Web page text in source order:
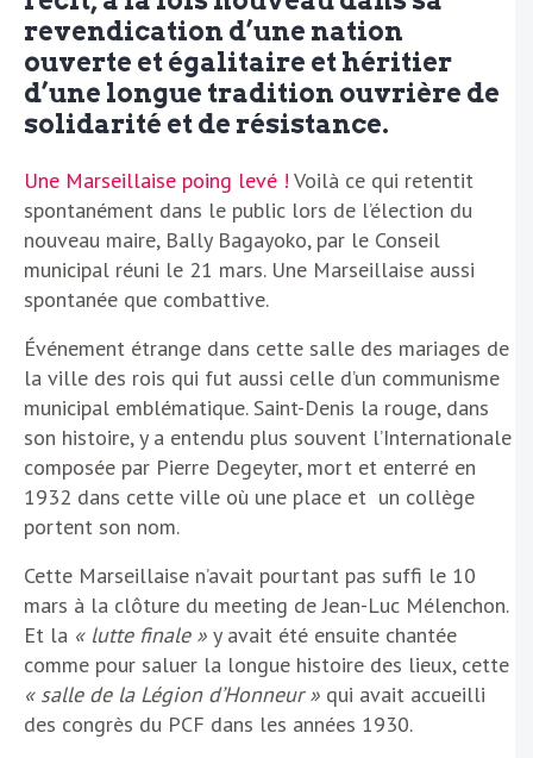
revendication d’une nation
ouverte et égalitaire et héritier
d’une longue tradition ouvrière de
solidarité et de résistance.
Une Marseillaise poing levé ! Voilà ce qui retentit
spontanément dans le public lors de l’élection du
nouveau maire, Bally Bagayoko, par le Conseil
municipal réuni le 21 mars. Une Marseillaise aussi
spontanée que combattive.
Événement étrange dans cette salle des mariages de
la ville des rois qui fut aussi celle d’un communisme
municipal emblématique. Saint-Denis la rouge, dans
son histoire, y a entendu plus souvent l’Internationale
composée par Pierre Degeyter, mort et enterré en
1932 dans cette ville où une place et un collège
portent son nom.
Cette Marseillaise n’avait pourtant pas suffi le 10
mars à la clôture du meeting de Jean-Luc Mélenchon.
Et la « lutte finale » y avait été ensuite chantée
comme pour saluer la longue histoire des lieux, cette
« salle de la Légion d’Honneur » qui avait accueilli
des congrès du PCF dans les années 1930.